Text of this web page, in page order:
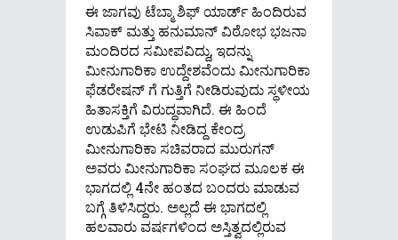
ಈ ಜಾಗವು ಟೆಬ್ಮಾ ಶಿಫ್ ಯಾರ್ಡ್ ಹಿಂದಿರುವ
ಸಿವಾಕ್ ಮತ್ತು ಹನುಮಾನ್ ವಿಠೋಭ ಭಜನಾ
ಮಂದಿರದ ಸಮೀಪವಿದ್ದು, ಇದನ್ನು
ಮೀನುಗಾರಿಕಾ ಉದ್ದೇಶವೆಂದು ಮೀನುಗಾರಿಕಾ
ಫೆಡರೇಷನ್ ಗೆ ಗುತ್ತಿಗೆ ನೀಡಿರುವುದು ಸ್ಥಳೀಯ
ಹಿತಾಸಕ್ತಿಗೆ ವಿರುದ್ಧವಾಗಿದೆ. ಈ ಹಿಂದೆ
ಉಡುಪಿಗೆ ಭೇಟಿ ನೀಡಿದ್ದ ಕೇಂದ್ರ
ಮೀನುಗಾರಿಕಾ ಸಚಿವರಾದ ಮುರುಗನ್
ಅವರು ಮೀನುಗಾರಿಕಾ ಸಂಘದ ಮೂಲಕ ಈ
ಭಾಗದಲ್ಲಿ 4ನೇ ಹಂತದ ಬಂದರು ಮಾಡುವ
ಬಗ್ಗೆ ತಿಳಿಸಿದ್ದರು. ಅಲ್ಲದೆ ಈ ಭಾಗದಲ್ಲಿ
ಹಲವಾರು ವರ್ಷಗಳಿಂದ ಅಸ್ತಿತ್ವದಲ್ಲಿರುವ